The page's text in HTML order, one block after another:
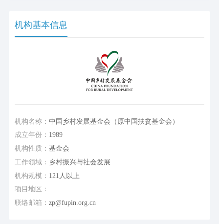
机构基本信息
机构名称： 中国乡村发展基金会（原中国扶贫基金会）
成立年份： 1989
机构性质： 基金会
工作领域： 乡村振兴与社会发展
机构规模： 121人以上
项目地区：
联络邮箱： zp@fupin.org.cn